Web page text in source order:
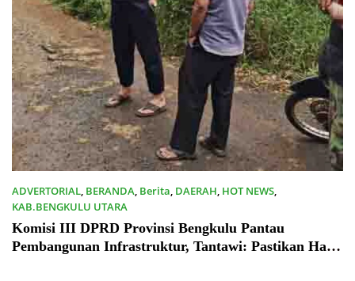
ADVERTORIAL, BERANDA, Berita, DAERAH, HOT NEWS,
KAB.BENGKULU UTARA
30/09/2023
Komisi III DPRD Provinsi Bengkulu Pantau
Pembangunan Infrastruktur, Tantawi: Pastikan Hasil